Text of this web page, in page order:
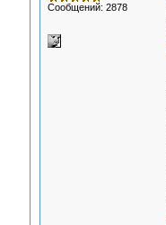
Сообщений: 2878